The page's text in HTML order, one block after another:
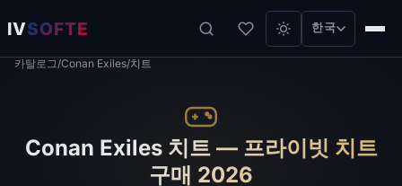
IVSOFTE 한국
카탈로그/Conan Exiles/치트
Conan Exiles 치트 — 프라이빗 치트
구매 2026